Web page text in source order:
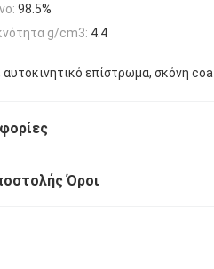
98.5%
g/cm3: 4.4
επίστρωμα, σκόνη
Όροι